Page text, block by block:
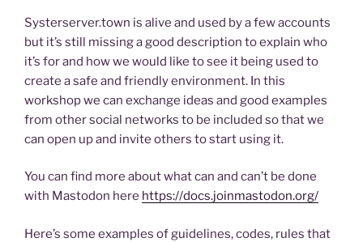
Systerserver.town is alive and used by a few accounts
but it’s still missing a good description to explain who
it’s for and how we would like to see it being used to
create a safe and friendly environment. In this
workshop we can exchange ideas and good examples
from other social networks to be included so that we
can open up and invite others to start using it.
You can find more about what can and can’t be done
with Mastodon here https://docs.joinmastodon.org/
Here’s some examples of guidelines, codes, rules that